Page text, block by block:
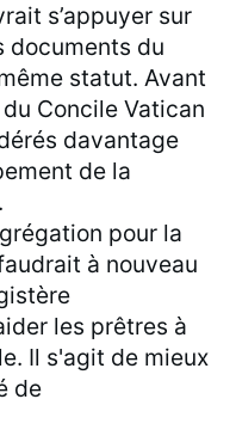
s’appuyer sur
documents du
statut. Avant
Concile Vatican
davantage
de la
pour la
à nouveau
les prêtres à
Il s'agit de mieux
de